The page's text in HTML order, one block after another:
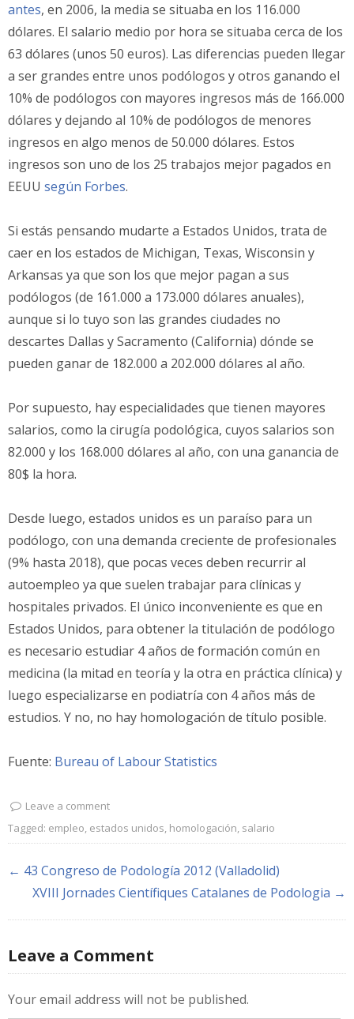
antes, en 2006, la media se situaba en los 116.000
dólares. El salario medio por hora se situaba cerca de los
63 dólares (unos 50 euros). Las diferencias pueden llegar
a ser grandes entre unos podólogos y otros ganando el
10% de podólogos con mayores ingresos más de 166.000
dólares y dejando al 10% de podólogos de menores
ingresos en algo menos de 50.000 dólares. Estos
ingresos son uno de los 25 trabajos mejor pagados en
EEUU según Forbes.
Si estás pensando mudarte a Estados Unidos, trata de
caer en los estados de Michigan, Texas, Wisconsin y
Arkansas ya que son los que mejor pagan a sus
podólogos (de 161.000 a 173.000 dólares anuales),
aunque si lo tuyo son las grandes ciudades no
descartes Dallas y Sacramento (California) dónde se
pueden ganar de 182.000 a 202.000 dólares al año.
Por supuesto, hay especialidades que tienen mayores
salarios, como la cirugía podológica, cuyos salarios son
82.000 y los 168.000 dólares al año, con una ganancia de
80$ la hora.
Desde luego, estados unidos es un paraíso para un
podólogo, con una demanda creciente de profesionales
(9% hasta 2018), que pocas veces deben recurrir al
autoempleo ya que suelen trabajar para clínicas y
hospitales privados. El único inconveniente es que en
Estados Unidos, para obtener la titulación de podólogo
es necesario estudiar 4 años de formación común en
medicina (la mitad en teoría y la otra en práctica clínica) y
luego especializarse en podiatría con 4 años más de
estudios. Y no, no hay homologación de título posible.
Fuente: Bureau of Labour Statistics
Leave a comment
Tagged: empleo, estados unidos, homologación, salario
← 43 Congreso de Podología 2012 (Valladolid)
XVIII Jornades Científiques Catalanes de Podologia →
Leave a Comment
Your email address will not be published.